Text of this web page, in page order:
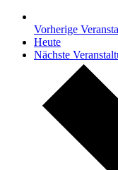
Vorherige
Heute
Nächste